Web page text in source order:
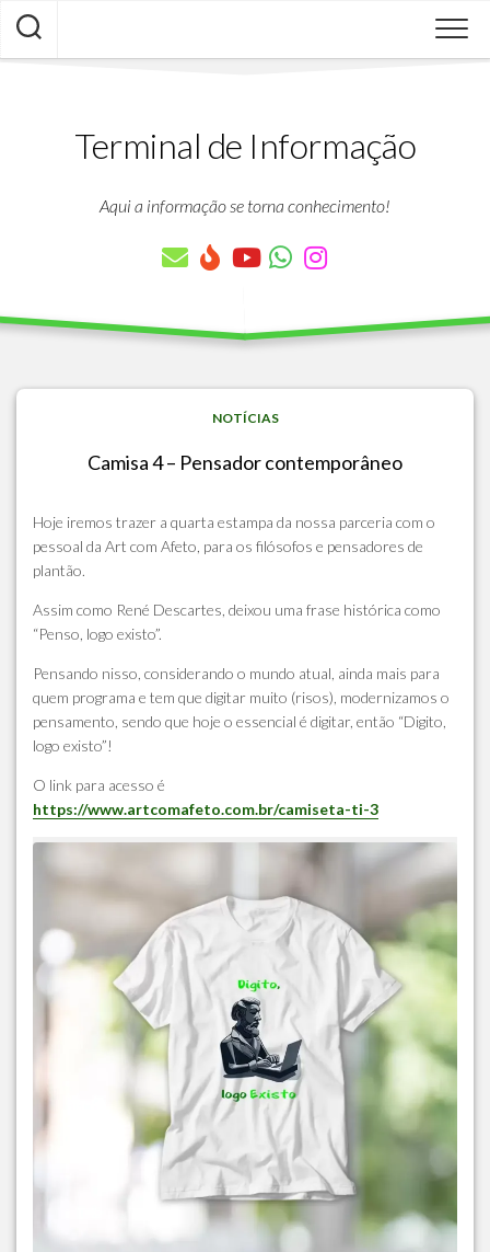
Skip
content
Terminal de Informação
Aqui a informação se torna conhecimento!
NOTÍCIAS
Camisa 4 – Pensador contemporâneo
Hoje iremos trazer a quarta estampa da nossa parceria com o
pessoal da Art com Afeto, para os filósofos e pensadores de
plantão.
Assim como René Descartes, deixou uma frase histórica como
“Penso, logo existo”.
Pensando nisso, considerando o mundo atual, ainda mais para
quem programa e tem que digitar muito (risos), modernizamos o
pensamento, sendo que hoje o essencial é digitar, então “Digito,
logo existo”!
O link para acesso é
https://www.artcomafeto.com.br/camiseta-ti-3